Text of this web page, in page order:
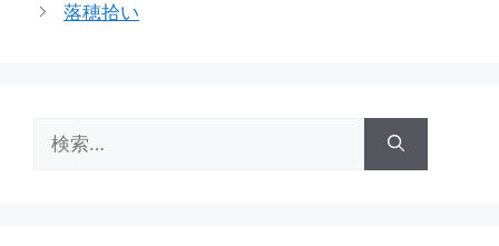
リ
落穂拾い
索: